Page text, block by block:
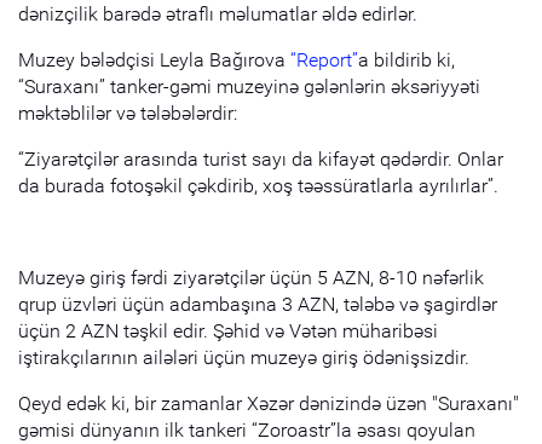
dənizçilik barədə ətraflı məlumatlar əldə edirlər.
Muzey bələdçisi Leyla Bağırova “Report”a bildirib ki,
“Suraxanı” tanker-gəmi muzeyinə gələnlərin əksəriyyəti
məktəblilər və tələbələrdir:
“Ziyarətçilər arasında turist sayı da kifayət qədərdir. Onlar
da burada fotoşəkil çəkdirib, xoş təəssüratlarla ayrılırlar”.
Muzeyə giriş fərdi ziyarətçilər üçün 5 AZN, 8-10 nəfərlik
qrup üzvləri üçün adambaşına 3 AZN, tələbə və şagirdlər
üçün 2 AZN təşkil edir. Şəhid və Vətən müharibəsi
iştirakçılarının ailələri üçün muzeyə giriş ödənişsizdir.
Qeyd edək ki, bir zamanlar Xəzər dənizində üzən "Suraxanı"
gəmisi dünyanın ilk tankeri “Zoroastr”la əsası qoyulan